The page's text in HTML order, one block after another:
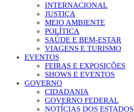
INTERNACIONAL
JUSTIÇA
MEIO AMBIENTE
POLÍTICA
SAÚDE E BEM-ESTAR
VIAGENS E TURISMO
EVENTOS
FEIRAS E EXPOSIÇÕES
SHOWS E EVENTOS
GOVERNO
CIDADANIA
GOVERNO FEDERAL
NOTÍCIAS DOS ESTADOS